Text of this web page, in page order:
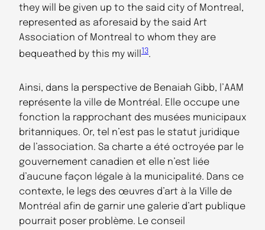
they will be given up to the said city of Montreal,
represented as aforesaid by the said Art
Association of Montreal to whom they are
bequeathed by this my will
13.
Ainsi, dans la perspective de Benaiah Gibb, l’AAM
représente la ville de Montréal. Elle occupe une
fonction la rapprochant des musées municipaux
britanniques. Or, tel n’est pas le statut juridique
de l’association. Sa charte a été octroyée par le
gouvernement canadien et elle n’est liée
d’aucune façon légale à la municipalité. Dans ce
contexte, le legs des œuvres d’art à la Ville de
Montréal afin de garnir une galerie d’art publique
pourrait poser problème. Le conseil